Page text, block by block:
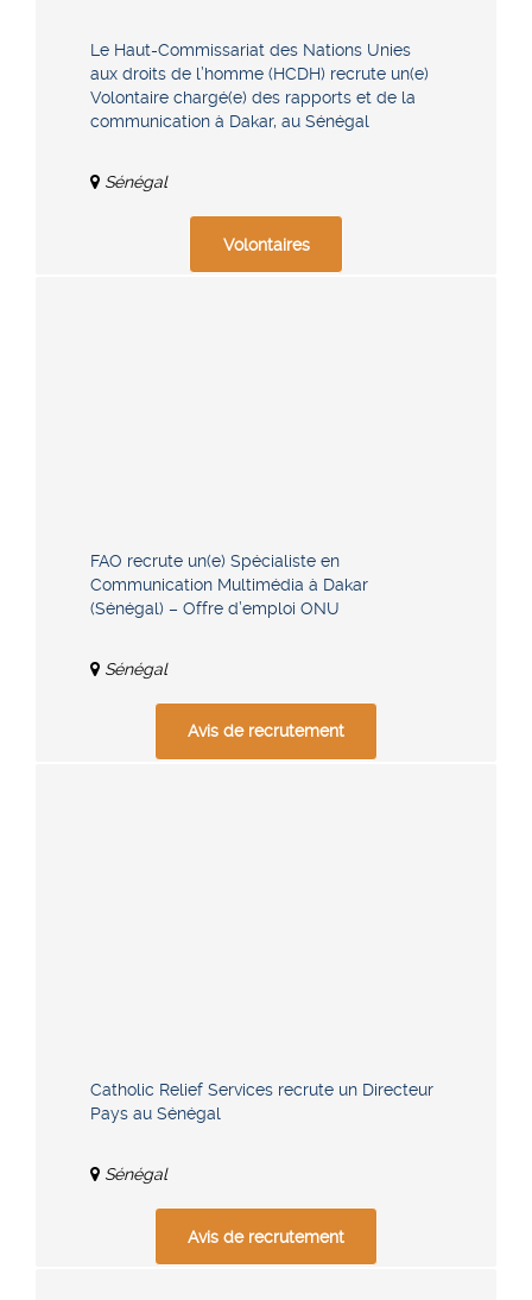
Le Haut-Commissariat des Nations Unies
aux droits de l’homme (HCDH) recrute un(e)
Volontaire chargé(e) des rapports et de la
communication à Dakar, au Sénégal
Sénégal
Volontaires
FAO recrute un(e) Spécialiste en
Communication Multimédia à Dakar
(Sénégal) – Offre d’emploi ONU
Sénégal
Avis de recrutement
Catholic Relief Services recrute un Directeur
Pays au Sénégal
Sénégal
Avis de recrutement